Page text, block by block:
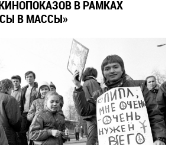
В РАМКАХ
В МАССЫ»